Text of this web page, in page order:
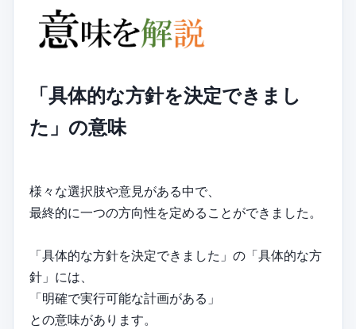
「具体的な方針を決定できまし
た」の意味
様々な選択肢や意見がある中で、
最終的に一つの方向性を定めることができました。
「具体的な方針を決定できました」の「具体的な方
針」には、
「明確で実行可能な計画がある」
との意味があります。